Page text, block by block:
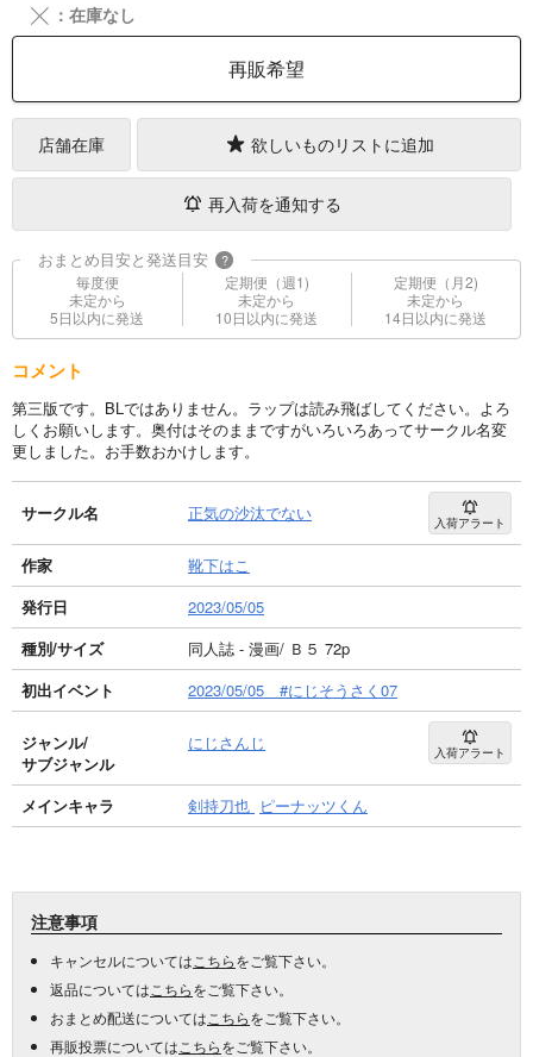
╳ ：在庫なし
再販希望
店舗在庫 欲しいものリストに追加
再入荷を通知する
おまとめ目安と発送目安 ?
毎度便
未定から
5日以内に発送
定期便（週1)
未定から
10日以内に発送
定期便（月2)
未定から
14日以内に発送
コメント
第三版です。BLではありません。ラップは読み飛ばしてください。よろ
しくお願いします。奥付はそのままですがいろいろあってサークル名変
更しました。お手数おかけします。
サークル名 正気の沙汰でない 入荷アラート
作家
靴下はこ
発行日
2023/05/05
種別/サイズ
同人誌 - 漫画/ Ｂ５ 72p
初出イベント
2023/05/05 #にじそうさく07
ジャンル/
サブジャンル
にじさんじ 入荷アラート
メインキャラ 剣持刀也 ピーナッツくん
注意事項
キャンセルについては こちらをご覧下さい。
返品については こちらをご覧下さい。
おまとめ配送については こちらをご覧下さい。
再販投票については こちらをご覧下さい。